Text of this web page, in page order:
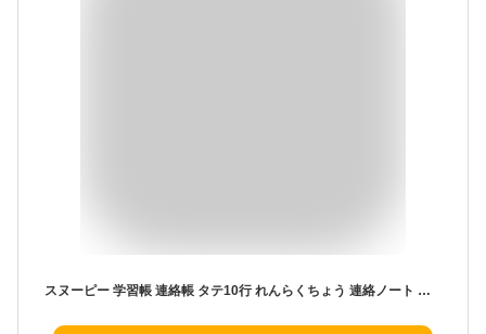
スヌーピー 学習帳 連絡帳 タテ10行 れんらくちょう 連絡ノート 勉強 学校 小学校 新学期 入学 キャラクター PT-125 - 送料無料※800円以上 メール便発送